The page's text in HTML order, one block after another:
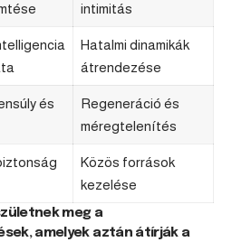
intimitás
Hatalmi dinamikák
átrendezése
és
Regeneráció és
méregtelenítés
Közös források
kezelése
meg a
amelyek aztán átírják a